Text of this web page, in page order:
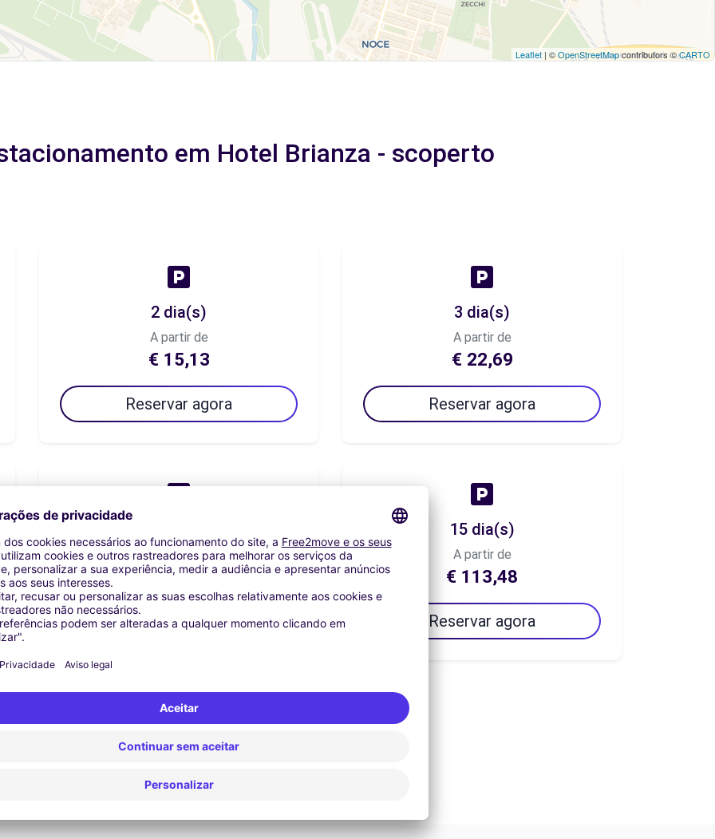
Leaflet | ©OpenStreetMapcontributors ©CARTO
em Hotel Brianza - scoperto
2 dia(s)
A partir de
€ 15,13
Reservar agora
3 dia(s)
A partir de
€ 22,69
Reservar agora
A partir de
€ 52,96
Reservar agora
15 dia(s)
A partir de
€ 113,48
Reservar agora